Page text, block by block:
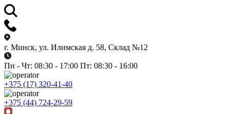
г. Минск, ул. Илимская д. 58, Склад №12
Пн - Чт: 08:30 - 17:00 Пт: 08:30 - 16:00
+375 (17) 320-41-40
+375 (44) 724-29-59